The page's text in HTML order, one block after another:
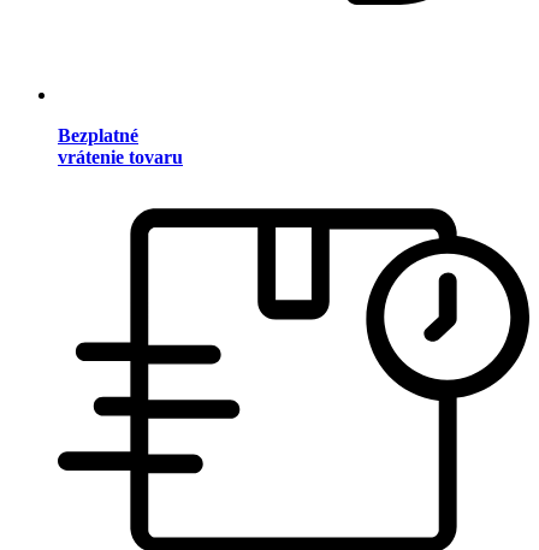
Bezplatné
vrátenie tovaru